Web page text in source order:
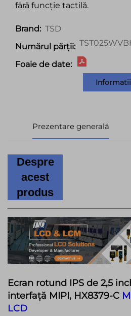
fără funcție tactilă.
Brand: TSD
Numărul părții:
Foaie de date:
Informatii
Prezentare generală
Despre
acest
produs
Ecran rotund IPS de 2,5
interfață MIPI, HX8379-C
LCD